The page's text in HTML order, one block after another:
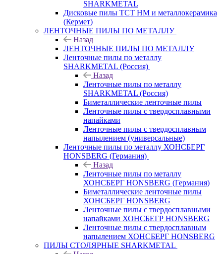
SHARKMETAL
Дисковые пилы ТСТ НМ и металлокерамика
(Кермет)
ЛЕНТОЧНЫЕ ПИЛЫ ПО МЕТАЛЛУ
Назад
ЛЕНТОЧНЫЕ ПИЛЫ ПО МЕТАЛЛУ
Ленточные пилы по металлу
SHARKMETAL (Россия)
Назад
Ленточные пилы по металлу
SHARKMETAL (Россия)
Биметаллические ленточные пилы
Ленточные пилы с твердосплавными
напайками
Ленточные пилы с твердосплавным
напылением (универсальные)
Ленточные пилы по металлу ХОНСБЕРГ
HONSBERG (Германия)
Назад
Ленточные пилы по металлу
ХОНСБЕРГ HONSBERG (Германия)
Биметаллические ленточные пилы
ХОНСБЕРГ HONSBERG
Ленточные пилы с твердосплавными
напайками ХОНСБЕГР HONSBERG
Ленточные пилы с твердосплавным
напылением ХОНСБЕРГ HONSBERG
ПИЛЫ СТОЛЯРНЫЕ SHARKMETAL